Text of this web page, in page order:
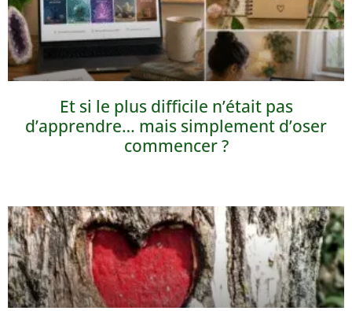
Et si le plus difficile n’était pas
d’apprendre… mais simplement d’oser
commencer ?